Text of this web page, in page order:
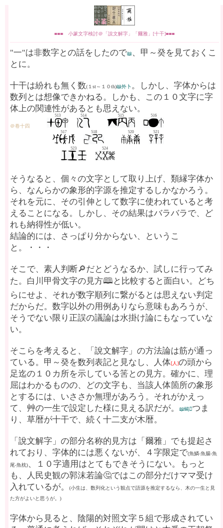
■■■ 小篆文字検討＠「說文解字」「爾雅」[十干]■■■
"一"は非数字との話をしたので📖、甲～癸を見ておくこ
とに。
十干は紛れも無く数(１st～１０th)📖外卜。しかし、字体からは
数列とは想像できかねる。しかも、この１０文字に字
体上の関連性があるとも思えない。
＠卷十四
513 514 515 516
517 518 520 521
523 524
そうなると、個々の文字として取り上げ、類縁字体か
ら、なんらかの象形的字源を推定するしかなかろう。
それを元に、その引伸として数字に使われていると考
えることになる。しかし、その結果はバラバラで、ど
れも納得性が低い。
結論的には、さっぱり分からない、というこ
と。・・・
そこで、素人判断🔎だとどうなるか、試しに行ってみ
た。白川甲骨文字の見方🕮と比較すると面白い。どち
らにせよ、それが数字順列に繋がるとは思えない判定
だからだ。数字以外の用例ありなら意味もあろうが、
そうでない限り正誤の議論は水掛け論にもなっていな
い。
そこらを考えると、「說文解字」の方法論は筋が通っ
ている。甲～癸を数列表記と見なし、人体[人]の頭から
足迄の１０カ所を示している筈との見方。確かに、理
屈はわかるものの、どの文字も、当該人体箇所の象形
とするには、いささか無理があろう。それがかえっ
て、艸の一生で設定した様に見える訳だが。
📖蝎𧍣つま
り、草暦が十干で、続く十二支が木暦。
「說文解字」の部分名称的見方は「爾雅」でも提起さ
れており、字体的には悪くないが、４字限定で(魚鱗-魚腸-魚
尾-魚枕)、１０字適用はとてもできそうにない。もっと
も、人民史観の郭沫若論🤔ではこの部分だけママ受け
入れているが。
(小生は、数列化という観点で語源を推定するなら、木の一生と見
た方がよいと思うが。)
字体から見ると、陰陽的対照文字５組で形成されてい